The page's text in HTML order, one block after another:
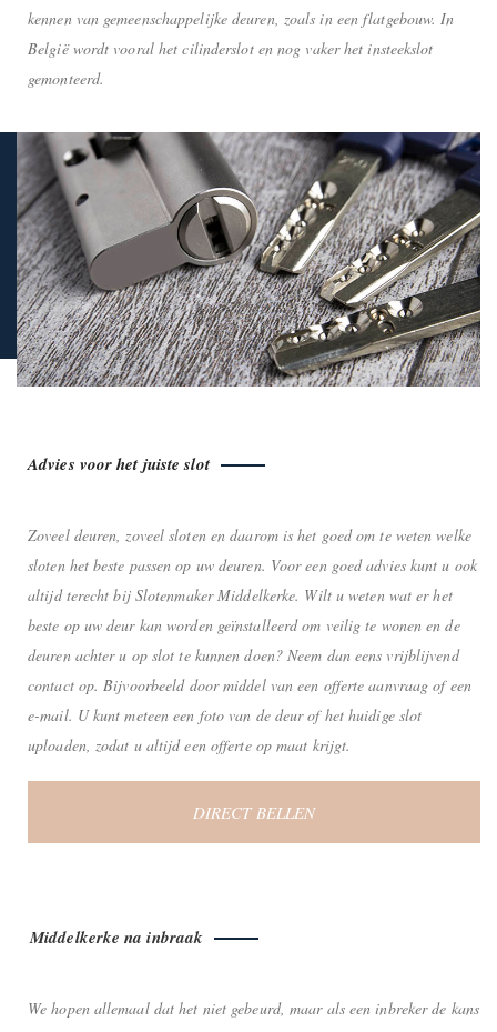
kennen van gemeenschappelijke deuren, zoals in een flatgebouw. In
België wordt vooral het cilinderslot en nog vaker het insteekslot
gemonteerd.
Advies voor het juiste slot
Zoveel deuren, zoveel sloten en daarom is het goed om te weten welke
sloten het beste passen op uw deuren. Voor een goed advies kunt u ook
altijd terecht bij Slotenmaker Middelkerke. Wilt u weten wat er het
beste op uw deur kan worden geïnstalleerd om veilig te wonen en de
deuren achter u op slot te kunnen doen? Neem dan eens vrijblijvend
contact op. Bijvoorbeeld door middel van een offerte aanvraag of een
e-mail. U kunt meteen een foto van de deur of het huidige slot
uploaden, zodat u altijd een offerte op maat krijgt.
DIRECT BELLEN
Middelkerke na inbraak
We hopen allemaal dat het niet gebeurd, maar als een inbreker de kans